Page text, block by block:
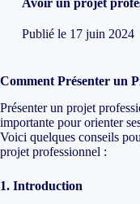
n
n
Avoir un projet
Publié le 17 juin 2024
Comment Présenter un
Présenter un projet
importante pour orienter
Voici quelques conseils
projet professionnel :
1. Introduction